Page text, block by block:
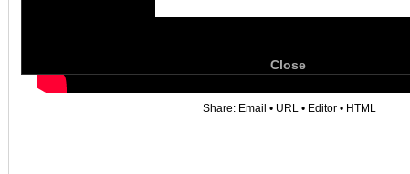
Close
Share: Email • URL • Editor • HTML